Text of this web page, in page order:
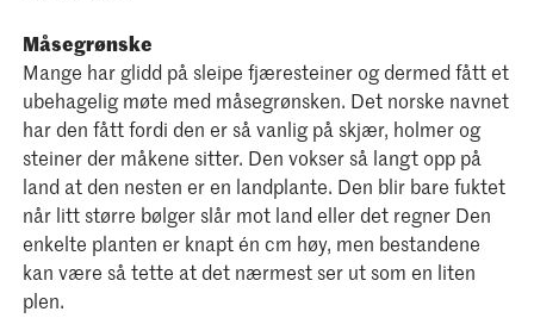
Måsegrønske
Mange har glidd på sleipe fjæresteiner og dermed fått et
ubehagelig møte med måsegrønsken. Det norske navnet
har den fått fordi den er så vanlig på skjær, holmer og
steiner der måkene sitter. Den vokser så langt opp på
land at den nesten er en landplante. Den blir bare fuktet
når litt større bølger slår mot land eller det regner Den
enkelte planten er knapt én cm høy, men bestandene
kan være så tette at det nærmest ser ut som en liten
plen.